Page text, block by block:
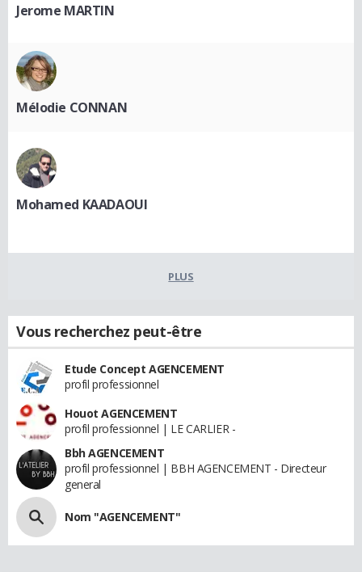
Jerome MARTIN
Mélodie CONNAN
Mohamed KAADAOUI
PLUS
Vous recherchez peut-être
Etude Concept AGENCEMENT
profil professionnel
Houot AGENCEMENT
profil professionnel | LE CARLIER -
Bbh AGENCEMENT
profil professionnel | BBH AGENCEMENT - Directeur
general
Nom "AGENCEMENT"